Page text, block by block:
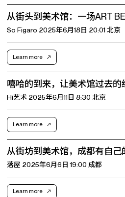
从街头到美术馆：一场ART
So Figaro 2025年6月18日 20:01 北京
Learn more
嘻哈的到来，让美术馆过去的
Hi艺术 2025年6月11日 8:30 北京
Learn more
从街坊到美术馆，成都有自己
落屋 2025年6月6日 19:00 成都
Learn more